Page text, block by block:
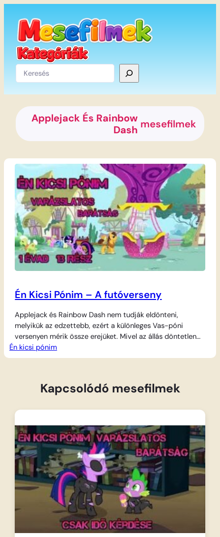
tartalomhoz
Keresés
Applejack És Rainbow
Dash mesefilmek
Én Kicsi Pónim – A futóverseny
Applejack és Rainbow Dash nem tudják eldönteni,
melyikük az edzettebb, ezért a különleges Vas-póni
versenyen mérik össze erejüket. Mivel az állás döntetlen
marad, a mindent eldöntő éves Őszi Levélfutáson
próbálják legyőzni egymást, ahol a pónik futása rázza le a
szárnyait…
Én kicsi pónim
Kapcsolódó mesefilmek